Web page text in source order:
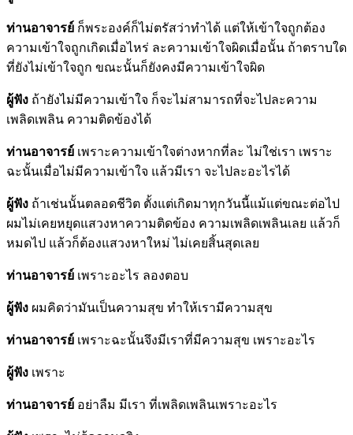
ท่านอาจารย์ ก็พระองค์ก็ไม่ตรัสว่าทำได้ แต่ให้เข้าใจถูกต้อง
ความเข้าใจถูกเกิดเมื่อไหร่ ละความเข้าใจผิดเมื่อนั้น ถ้าตราบใด
ที่ยังไม่เข้าใจถูก ขณะนั้นก็ยังคงมีความเข้าใจผิด
ผู้ฟัง ถ้ายังไม่มีความเข้าใจ ก็จะไม่สามารถที่จะไปละความ
เพลิดเพลิน ความติดข้องได้
ท่านอาจารย์ เพราะความเข้าใจต่างหากที่ละ ไม่ใช่เรา เพราะ
ฉะนั้นเมื่อไม่มีความเข้าใจ แล้วมีเรา จะไปละอะไรได้
ผู้ฟัง ถ้าเช่นนั้นตลอดชีวิต ตั้งแต่เกิดมาทุกวันนี้แม้แต่ขณะต่อไป
ผมไม่เคยหยุดแสวงหาความติดข้อง ความเพลิดเพลินเลย แล้วก็
หมดไป แล้วก็ต้องแสวงหาใหม่ ไม่เคยสิ้นสุดเลย
ท่านอาจารย์ เพราะอะไร ลองตอบ
ผู้ฟัง ผมคิดว่ามันเป็นความสุข ทำให้เรามีความสุข
ท่านอาจารย์ เพราะฉะนั้นจึงมีเราที่มีความสุข เพราะอะไร
ผู้ฟัง เพราะ
ท่านอาจารย์ อย่าลืม มีเรา ที่เพลิดเพลินเพราะอะไร